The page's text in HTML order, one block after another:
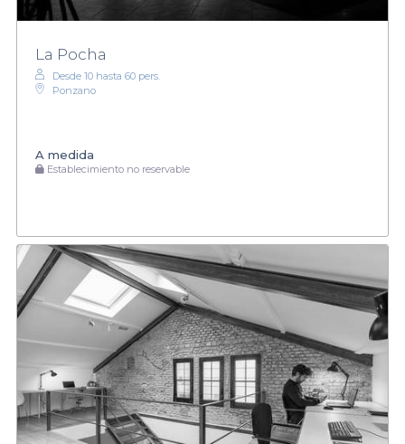
La Pocha
Desde 10 hasta 60 pers.
Ponzano
A medida
Establecimiento no reservable